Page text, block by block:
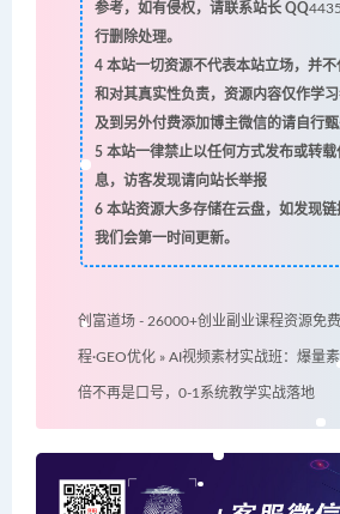
参考，如有侵权，请联系站长 QQ
行删除处理。
4本站一切资源不代表本站立场，并不
和对其真实性负责，资源内容仅作学
及到另外付费添加博主微信的请自行甄
5本站一律禁止以任何方式发布或转载
息，访客发现请向站长举报
6本站资源大多存储在云盘，如发现链
我们会第一时间更新。
创富道场 - 26000+创业副业课程资源免
程·GEO优化 » AI视频素材实战班：爆量
倍不再是口号，0-1系统教学实战落地